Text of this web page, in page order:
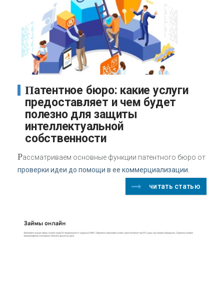
Патентное бюро: какие услуги
предоставляет и чем будет
полезно для защиты
интеллектуальной
собственности
Рассматриваем основные функции патентного бюро от
проверки идеи до помощи в ее коммерциализации.
читать статью